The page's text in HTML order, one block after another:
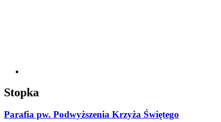
Stopka
Parafia pw. Podwyższenia Krzyża Świętego